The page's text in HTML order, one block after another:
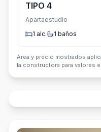
TIPO 4
Apartaestudio
1 alc. 1 baños
Área y precio mostrados
la constructora para valores